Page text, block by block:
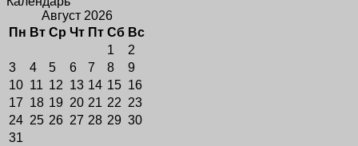
Август 2026
Пн Вт Ср Чт Пт Сб Вс
1
2
3
4 5 6 7 8
9
10 11 12 13 14 15 16
17 18 19 20 21 22 23
24 25 26 27 28 29 30
31